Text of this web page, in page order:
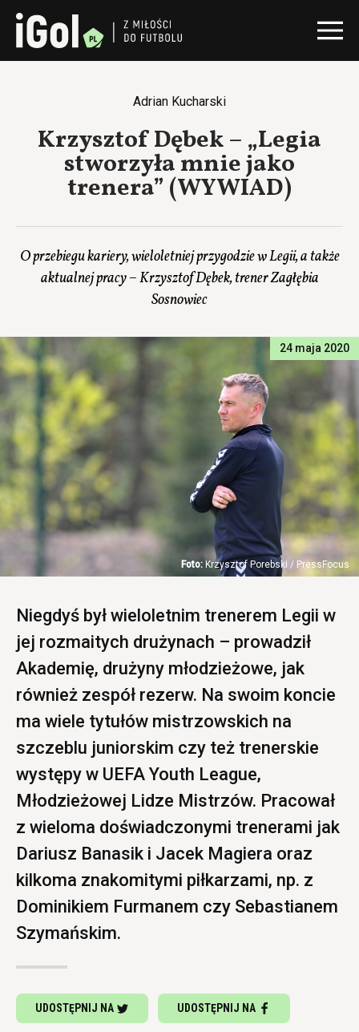
Adrian Kucharski
Krzysztof Dębek – „Legia
stworzyła mnie jako
trenera” (WYWIAD)
O przebiegu kariery, wieloletniej przygodzie w Legii, a także
aktualnej pracy – Krzysztof Dębek, trener Zagłębia
Sosnowiec
24 maja 2020
Krzysztof Porebski / PressFocus
Niegdyś był wieloletnim trenerem Legii w
jej rozmaitych drużynach – prowadził
Akademię, drużyny młodzieżowe, jak
również zespół rezerw. Na swoim koncie
ma wiele tytułów mistrzowskich na
szczeblu juniorskim czy też trenerskie
występy w UEFA Youth League,
Młodzieżowej Lidze Mistrzów. Pracował
z wieloma doświadczonymi trenerami jak
Dariusz Banasik i Jacek Magiera oraz
kilkoma znakomitymi piłkarzami, np. z
Dominikiem Furmanem czy Sebastianem
Szymańskim.
UDOSTĘPNIJ NA UDOSTĘPNIJ NA